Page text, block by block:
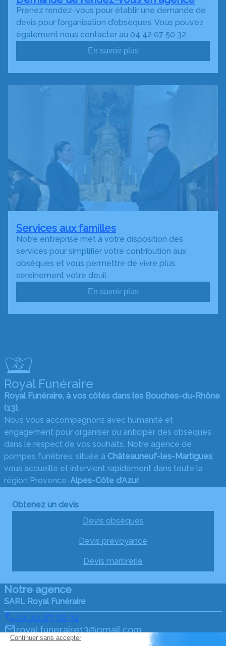
Prenez rendez-vous pour établir une demande de
devis pour l’organisation d’obsèques. Vous pouvez
également nous contacter au 04 42 07 50 32
En savoir plus
Services aux familles
Notre entreprise met à votre disposition des
services pour simplifier votre contribution aux
obsèques et vous permettre de vivre plus
sereinement votre deuil.
En savoir plus
Royal Funéraire
Royal Funéraire, à vos côtés dans les Bouches-du-Rhône
(13).
Nous vous accompagnons avec humanité et
engagement pour organiser ou anticiper des obsèques
dans le respect de vos souhaits. Notre agence de
pompes funèbres, située à Châteauneuf-les-Martigues,
vous accueille et intervient rapidement dans toute la
région Provence-Alpes-Côte d’Azur.
Obtenez un devis
Devis obsèques
Devis prévoyance
Devis marbrerie
Notre agence
SARL Royal Funéraire
04 42 07 50 32
royal.funeraire13@gmail.com
13 Place Bellot – 13220 – Châteauneuf-les-